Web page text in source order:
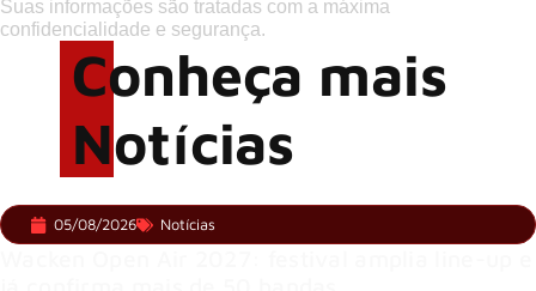
Suas informações são tratadas com a máxima
confidencialidade e segurança.
Conheça mais
Notícias
05/08/2026 Notícias